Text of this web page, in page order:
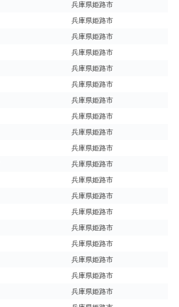
兵庫県姫路市
兵庫県姫路市
兵庫県姫路市
兵庫県姫路市
兵庫県姫路市
兵庫県姫路市
兵庫県姫路市
兵庫県姫路市
兵庫県姫路市
兵庫県姫路市
兵庫県姫路市
兵庫県姫路市
兵庫県姫路市
兵庫県姫路市
兵庫県姫路市
兵庫県姫路市
兵庫県姫路市
兵庫県姫路市
兵庫県姫路市